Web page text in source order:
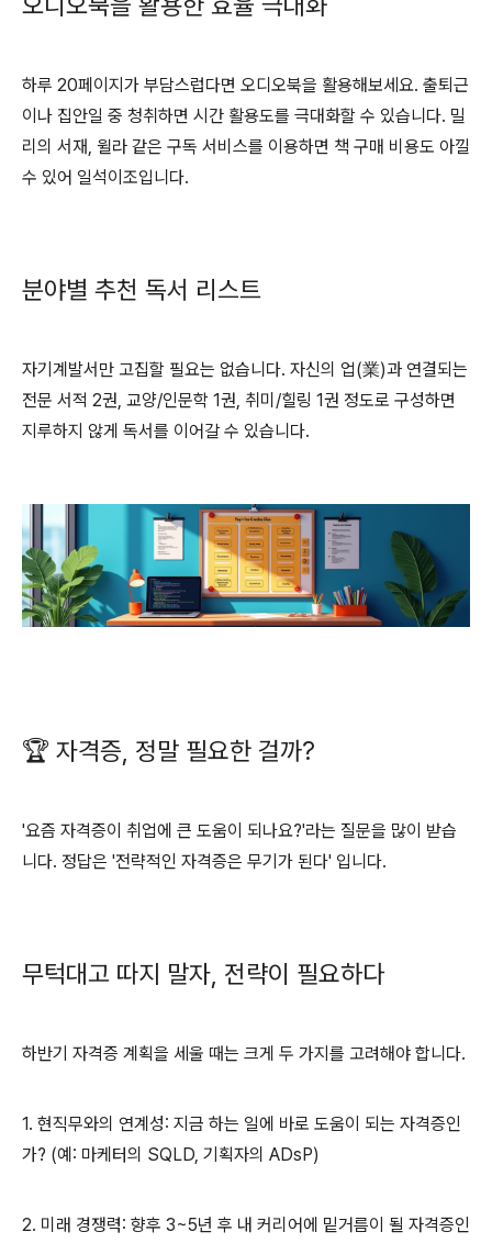
하루 20페이지가 부담스럽다면 오디오북을 활용해보세요. 출퇴근
이나 집안일 중 청취하면 시간 활용도를 극대화할 수 있습니다. 밀
리의 서재, 윌라 같은 구독 서비스를 이용하면 책 구매 비용도 아낄
수 있어 일석이조입니다.
분야별 추천 독서 리스트
자기계발서만 고집할 필요는 없습니다. 자신의 업(業)과 연결되는
전문 서적 2권, 교양/인문학 1권, 취미/힐링 1권 정도로 구성하면
지루하지 않게 독서를 이어갈 수 있습니다.
🏆 자격증, 정말 필요한 걸까?
'요즘 자격증이 취업에 큰 도움이 되나요?'라는 질문을 많이 받습
니다. 정답은 '전략적인 자격증은 무기가 된다' 입니다.
무턱대고 따지 말자, 전략이 필요하다
하반기 자격증 계획을 세울 때는 크게 두 가지를 고려해야 합니다.
1. 현직무와의 연계성: 지금 하는 일에 바로 도움이 되는 자격증인
가? (예: 마케터의 SQLD, 기획자의 ADsP)
2. 미래 경쟁력: 향후 3~5년 후 내 커리어에 밑거름이 될 자격증인